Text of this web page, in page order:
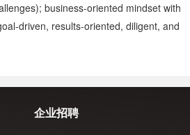
business-oriented mindset with
driven, results-oriented, diligent, and
企业招聘